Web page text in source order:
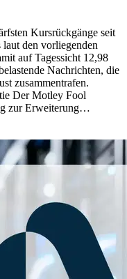
Kursrückgänge seit
den vorliegenden
auf Tagessicht 12,98
Nachrichten, die
zusammentrafen.
Der Motley Fool
zur Erweiterung…